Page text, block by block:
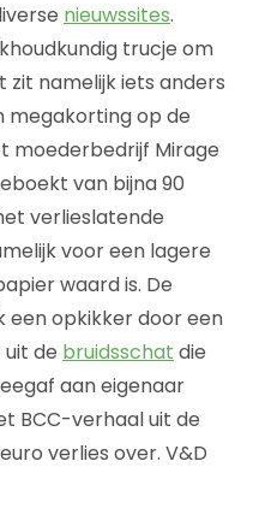
nieuwssites.
trucje om
namelijk iets anders
megakorting op de
moederbedrijf Mirage
van bijna 90
verlieslatende
voor een lagere
waard is. De
een opkikker door een
de bruidsschat die
aan eigenaar
BCC-verhaal uit de
verlies over. V&D